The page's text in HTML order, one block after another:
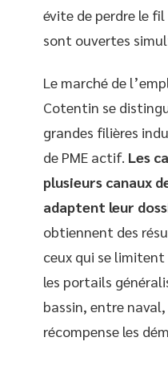
évite de perdre le
sont ouvertes
Le marché de
Cotentin se
grandes filières
de PME actif. Les
plusieurs canaux
adaptent leur
obtiennent des
ceux qui se
les portails
bassin, entre
récompense les